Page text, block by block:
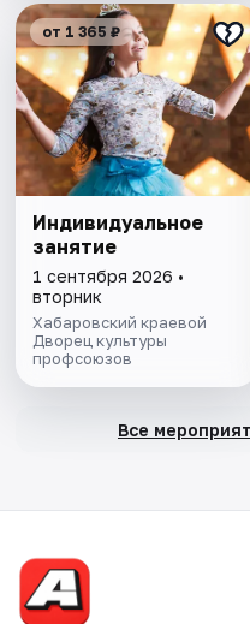
от 1 365 ₽
Индивидуальное
занятие
1 сентября 2026 •
вторник
Хабаровский краевой
Дворец культуры
профсоюзов
Все